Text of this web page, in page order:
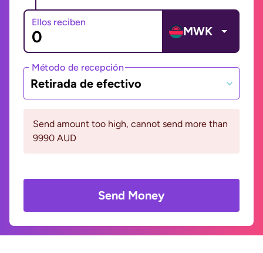
Ellos reciben
MWK
Método de recepción
Retirada de efectivo
Send amount too high, cannot send more than
9990 AUD
Send Money